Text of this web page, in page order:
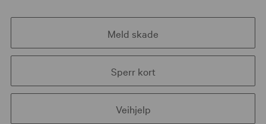
Meld skade
Sperr kort
Veihjelp